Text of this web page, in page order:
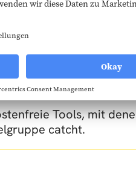
zeigen dir, wie du
baust.
und Tiktok
Tools, mit
catcht.